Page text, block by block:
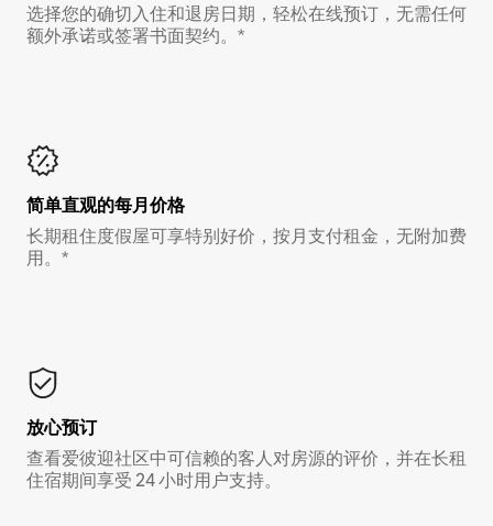
选择您的确切入住和退房日期，轻松在线预订，无需任何
额外承诺或签署书面契约。*
简单直观的每月价格
长期租住度假屋可享特别好价，按月支付租金，无附加费
用。*
放心预订
查看爱彼迎社区中可信赖的客人对房源的评价，并在长租
住宿期间享受 24 小时用户支持。